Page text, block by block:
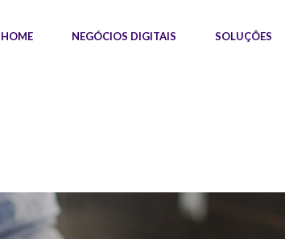
HOME NEGÓCIOS DIGITAIS SOLUÇÕES